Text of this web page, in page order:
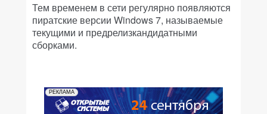
Тем временем в сети регулярно появляются
пиратские версии Windows 7, называемые
текущими и предрелизкандидатными
сборками.
РЕКЛАМА